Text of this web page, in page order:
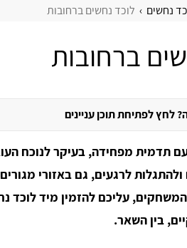
נחשים לוכד נחשים ברחובות
ברחובות
לחץ לפתיחת תוכן עניינים
תדמית מפחידה, בעיקר לנוכח
לרגעים, גם באזורי
עליכם להזמין מיד לוכד
בין השאר.